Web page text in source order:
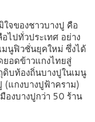
จของชาวบางปู คือ
ไปทั่วประเทศ อย่าง
มนูฟิวชั่นยุคใหม่ ซึ่งได้
ยอดข้าวแกงไทยสู่
บท้องถิ่นบางปูในเมนู
(แกงบางปูฟ้าคราม)
องบางปูกว่า 50 ร้าน